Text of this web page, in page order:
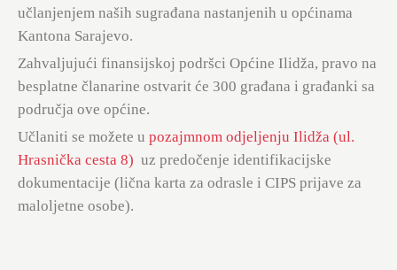
učlanjenjem naših sugrađana nastanjenih u općinama
Kantona Sarajevo.
Zahvaljujući finansijskoj podršci Općine Ilidža, pravo na
besplatne članarine ostvarit će 300 građana i građanki sa
područja ove općine.
Učlaniti se možete u pozajmnom odjeljenju Ilidža (ul.
Hrasnička cesta 8) uz predočenje identifikacijske
dokumentacije (lična karta za odrasle i CIPS prijave za
maloljetne osobe).